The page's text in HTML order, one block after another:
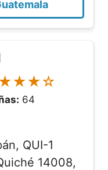
64
QUI-1
14008,